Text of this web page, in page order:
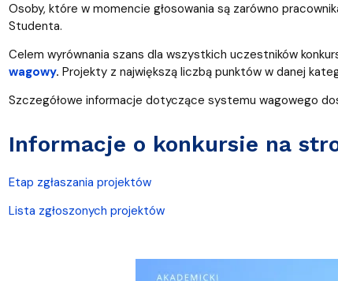
Osoby, które w momencie głosowania są zarówno
Studenta.
Celem wyrównania szans dla wszystkich uczestników
wagowy. Projekty z największą liczbą punktów w danej
Szczegółowe informacje dotyczące systemu wagowego
Informacje o konkursie na
Etap zgłaszania projektów
Lista zgłoszonych projektów